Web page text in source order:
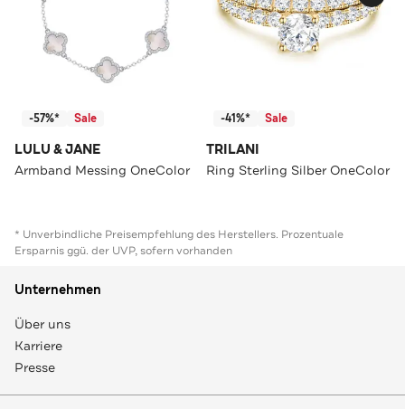
-57%* Sale
LULU & JANE
Armband Messing OneColor
-41%* Sale
TRILANI
Ring Sterling Silber OneColor
* Unverbindliche Preisempfehlung des Herstellers. Prozentuale
Ersparnis ggü. der UVP, sofern vorhanden
Unternehmen
Über uns
Karriere
Presse